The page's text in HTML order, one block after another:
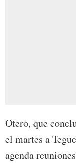
Otero, que
el martes a
agenda